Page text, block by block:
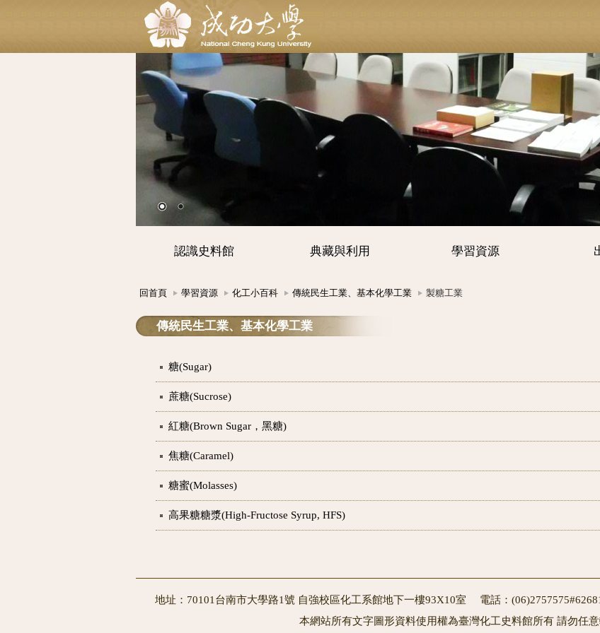
認識史料館 典藏與利用 學習資源
回首頁 學習資源 化工小百科 傳統民生工業、基本化學工業 製糖工業
傳統民生工業、基本化學工業
糖(Sugar)
蔗糖(Sucrose)
紅糖(Brown Sugar，黑糖)
焦糖(Caramel)
糖蜜(Molasses)
高果糖糖漿(High-Fructose Syrup, HFS)
地址：70101台南市大學路1號 自強校區化工系館地下一樓93X10室 電話：
本網站所有文字圖形資料使用權為臺灣化工史料館所有 請勿任